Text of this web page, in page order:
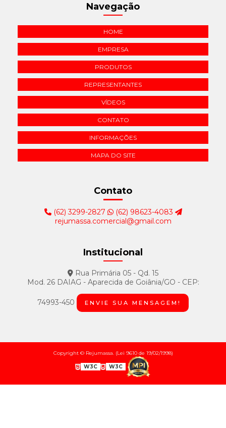
Navegação
HOME
EMPRESA
PRODUTOS
REPRESENTANTES
VÍDEOS
CONTATO
INFORMAÇÕES
MAPA DO SITE
Contato
(62) 3299-2827
(62) 98623-4083
rejumassa.comercial@gmail.com
Institucional
Rua Primária 05 - Qd. 15
Mod. 26 DAIAG - Aparecida de Goiânia/GO - CEP:
74993-450 ENVIE SUA MENSAGEM!
Copyright © Rejumassa. (Lei 9610 de 19/02/1998)
W3C W3C